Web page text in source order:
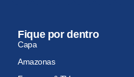
Fique por dentro
Capa
Amazonas